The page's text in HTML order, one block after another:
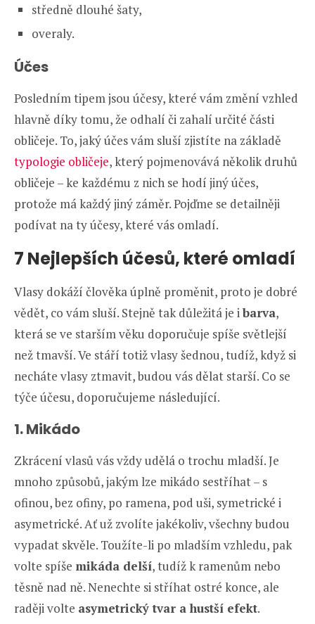
středně dlouhé šaty,
overaly.
Účes
Posledním tipem jsou účesy, které vám změní vzhled
hlavně díky tomu, že odhalí či zahalí určité části
obličeje. To, jaký účes vám sluší zjistíte na základě
typologie obličeje, který pojmenovává několik druhů
obličeje – ke každému z nich se hodí jiný účes,
protože má každý jiný záměr. Pojďme se detailněji
podívat na ty účesy, které vás omladí.
7 Nejlepších účesů, které omladí
Vlasy dokáží člověka úplně proměnit, proto je dobré
vědět, co vám sluší. Stejně tak důležitá je ibarva,
která se ve starším věku doporučuje spíše světlejší
než tmavší. Ve stáří totiž vlasy šednou, tudíž, když si
necháte vlasy ztmavit, budou vás dělat starší. Co se
týče účesu, doporučujeme následující.
1. Mikádo
Zkrácení vlasů vás vždy udělá o trochu mladší. Je
mnoho způsobů, jakým lze mikádo sestříhat – s
ofinou, bez ofiny, po ramena, pod uši, symetrické i
asymetrické. Ať už zvolíte jakékoliv, všechny budou
vypadat skvěle. Toužíte-li po mladším vzhledu, pak
volte spíše mikáda delší, tudíž k ramenům nebo
těsně nad ně. Nenechte si stříhat ostré konce, ale
raději volte asymetrický tvar a hustší efekt.